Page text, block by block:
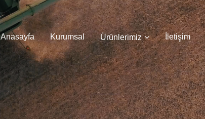
Anasayfa Kurumsal Ürünlerimiz İletişim